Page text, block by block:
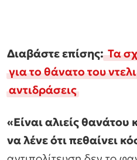
Διαβάστε επίσης:Τα
για το θάνατο του
αντιδράσεις
«Είναι αλιείς θανάτου
να λένε ότι πεθαίνει